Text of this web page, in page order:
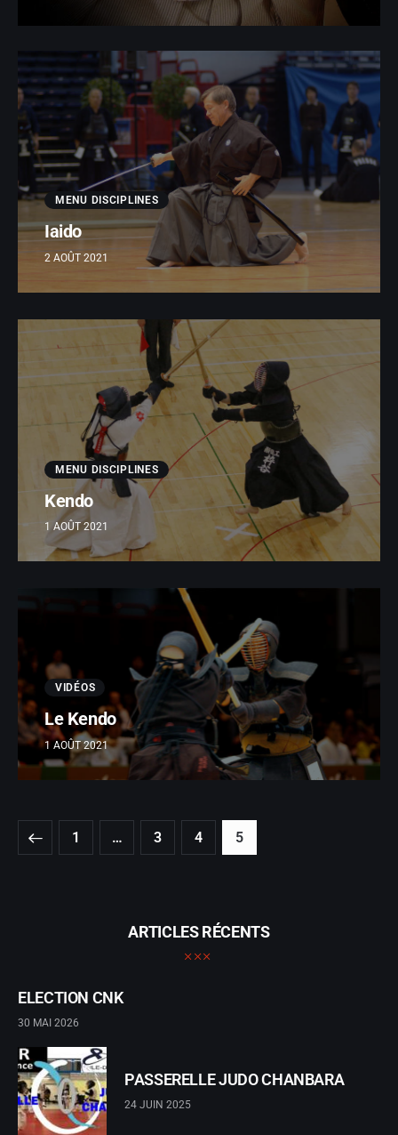
MENU DISCIPLINES
Iaido
2 AOÛT 2021
MENU DISCIPLINES
Kendo
1 AOÛT 2021
VIDÉOS
Le Kendo
1 AOÛT 2021
1 … 3 4 5
ARTICLES RÉCENTS
ELECTION CNK
30 MAI 2026
PASSERELLE JUDO CHANBARA
24 JUIN 2025